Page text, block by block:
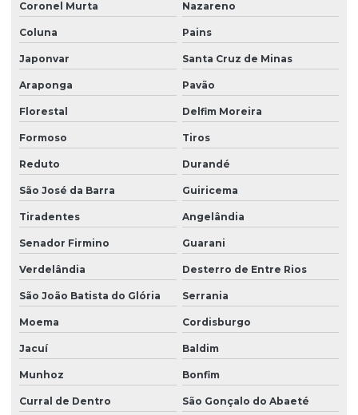
Coronel Murta Nazareno
Coluna Pains
Japonvar Santa Cruz de Minas
Araponga Pavão
Florestal Delfim Moreira
Formoso Tiros
Reduto Durandé
São José da Barra Guiricema
Tiradentes Angelândia
Senador Firmino Guarani
Verdelândia Desterro de Entre Rios
São João Batista do Glória Serrania
Moema Cordisburgo
Jacuí Baldim
Munhoz Bonfim
Curral de Dentro São Gonçalo do Abaeté